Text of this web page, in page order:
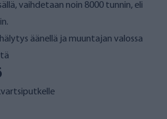
vaihdetaan noin 8000 tunnin, eli
äänellä ja muuntajan valossa